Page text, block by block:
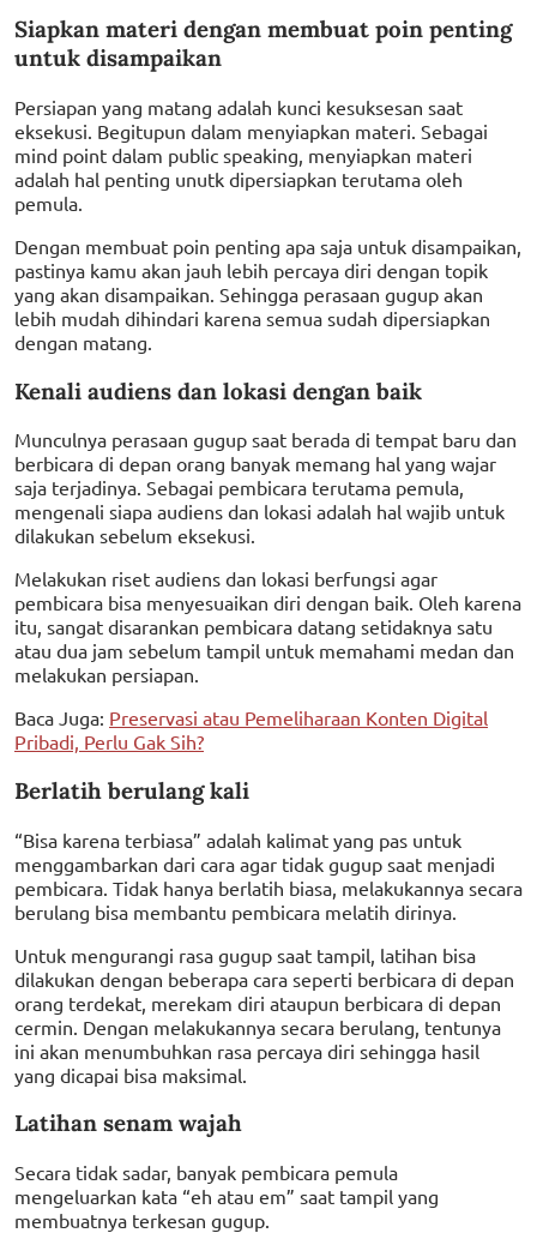
Siapkan materi dengan membuat poin penting
untuk disampaikan
Persiapan yang matang adalah kunci kesuksesan saat
eksekusi. Begitupun dalam menyiapkan materi. Sebagai
mind point dalam public speaking, menyiapkan materi
adalah hal penting unutk dipersiapkan terutama oleh
pemula.
Dengan membuat poin penting apa saja untuk disampaikan,
pastinya kamu akan jauh lebih percaya diri dengan topik
yang akan disampaikan. Sehingga perasaan gugup akan
lebih mudah dihindari karena semua sudah dipersiapkan
dengan matang.
Kenali audiens dan lokasi dengan baik
Munculnya perasaan gugup saat berada di tempat baru dan
berbicara di depan orang banyak memang hal yang wajar
saja terjadinya. Sebagai pembicara terutama pemula,
mengenali siapa audiens dan lokasi adalah hal wajib untuk
dilakukan sebelum eksekusi.
Melakukan riset audiens dan lokasi berfungsi agar
pembicara bisa menyesuaikan diri dengan baik. Oleh karena
itu, sangat disarankan pembicara datang setidaknya satu
atau dua jam sebelum tampil untuk memahami medan dan
melakukan persiapan.
Baca Juga: Preservasi atau Pemeliharaan Konten Digital
Pribadi, Perlu Gak Sih?
Berlatih berulang kali
“Bisa karena terbiasa” adalah kalimat yang pas untuk
menggambarkan dari cara agar tidak gugup saat menjadi
pembicara. Tidak hanya berlatih biasa, melakukannya secara
berulang bisa membantu pembicara melatih dirinya.
Untuk mengurangi rasa gugup saat tampil, latihan bisa
dilakukan dengan beberapa cara seperti berbicara di depan
orang terdekat, merekam diri ataupun berbicara di depan
cermin. Dengan melakukannya secara berulang, tentunya
ini akan menumbuhkan rasa percaya diri sehingga hasil
yang dicapai bisa maksimal.
Latihan senam wajah
Secara tidak sadar, banyak pembicara pemula
mengeluarkan kata “eh atau em” saat tampil yang
membuatnya terkesan gugup.